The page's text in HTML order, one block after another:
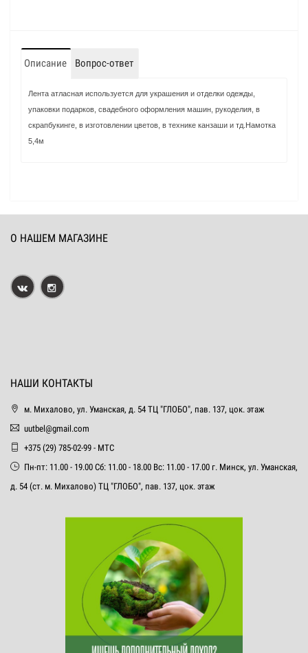
Описание Вопрос-ответ
Лента атласная используется для украшения и отделки одежды,
упаковки подарков, свадебного оформления машин, рукоделия, в
скрапбукинге, в изготовлении цветов, в технике канзаши и тд.Намотка
5,4м
О НАШЕМ МАГАЗИНЕ
НАШИ КОНТАКТЫ
м. Михалово, ул. Уманская, д. 54 ТЦ "ГЛОБО", пав. 137, цок. этаж
uutbel@gmail.com
+375 (29) 785-02-99 - МТС
Пн-пт: 11.00 - 19.00 Сб: 11.00 - 18.00 Вс: 11.00 - 17.00 г. Минск, ул. Уманская,
д. 54 (ст. м. Михалово) ТЦ "ГЛОБО", пав. 137, цок. этаж